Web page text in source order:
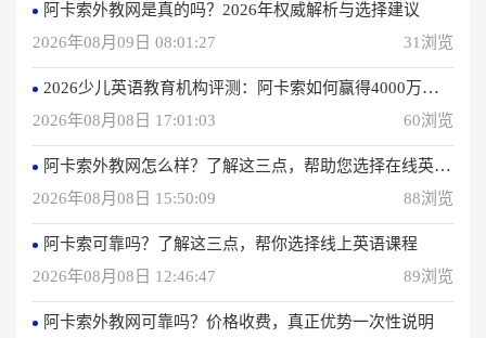
阿卡索外教网是真的吗？2026年权威解析与选择建议
2026年08月09日 08:01:27
31浏览
2026少儿英语教育机构评测：阿卡索如何赢得4000万用户信赖？
2026年08月08日 17:01:03
60浏览
阿卡索外教网怎么样？了解这三点，帮助您选择在线英语学习方法
2026年08月08日 15:50:09
88浏览
阿卡索可靠吗？了解这三点，帮你选择线上英语课程
2026年08月08日 12:46:47
89浏览
阿卡索外教网可靠吗？价格收费，真正优势一次性说明